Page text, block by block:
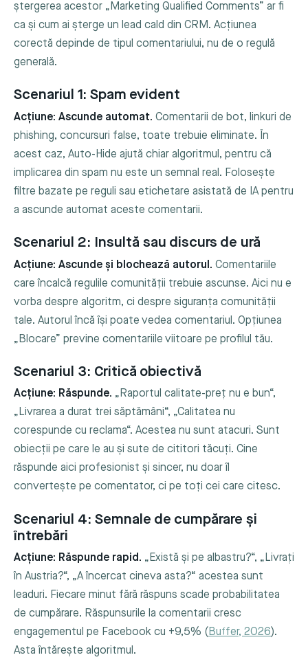
ștergerea acestor „Marketing Qualified Comments” ar fi
ca și cum ai șterge un lead cald din CRM. Acțiunea
corectă depinde de tipul comentariului, nu de o regulă
generală.
Scenariul 1: Spam evident
Acțiune: Ascunde automat. Comentarii de bot, linkuri de
phishing, concursuri false, toate trebuie eliminate. În
acest caz, Auto-Hide ajută chiar algoritmul, pentru că
implicarea din spam nu este un semnal real. Folosește
filtre bazate pe reguli sau etichetare asistată de IA pentru
a ascunde automat aceste comentarii.
Scenariul 2: Insultă sau discurs de ură
Acțiune: Ascunde și blochează autorul. Comentariile
care încalcă regulile comunității trebuie ascunse. Aici nu e
vorba despre algoritm, ci despre siguranța comunității
tale. Autorul încă își poate vedea comentariul. Opțiunea
„Blocare” previne comentariile viitoare pe profilul tău.
Scenariul 3: Critică obiectivă
Acțiune: Răspunde. „Raportul calitate-preț nu e bun“,
„Livrarea a durat trei săptămâni“, „Calitatea nu
corespunde cu reclama“. Acestea nu sunt atacuri. Sunt
obiecții pe care le au și sute de cititori tăcuți. Cine
răspunde aici profesionist și sincer, nu doar îl
convertește pe comentator, ci pe toți cei care citesc.
Scenariul 4: Semnale de cumpărare și
întrebări
Acțiune: Răspunde rapid. „Există și pe albastru?“, „Livrați
în Austria?“, „A încercat cineva asta?“ acestea sunt
leaduri. Fiecare minut fără răspuns scade probabilitatea
de cumpărare. Răspunsurile la comentarii cresc
engagementul pe Facebook cu +9,5% (Buffer, 2026).
Asta întărește algoritmul.